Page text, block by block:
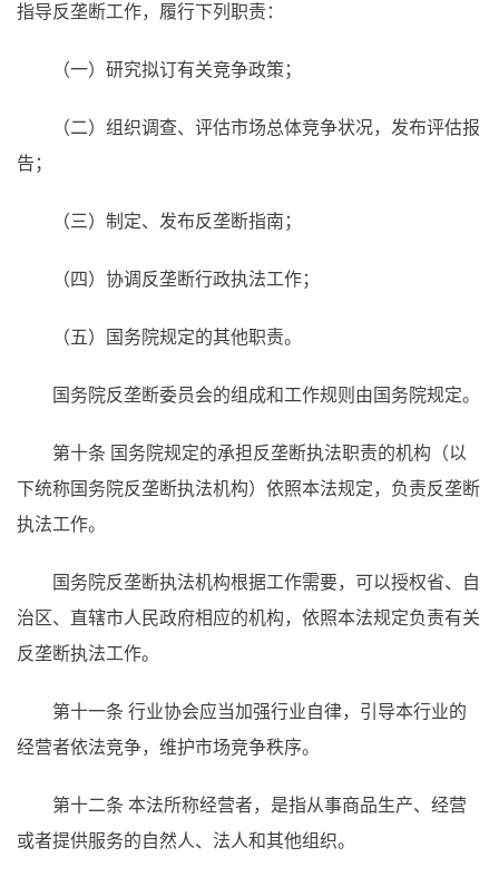
指导反垄断工作，履行下列职责：
（一）研究拟订有关竞争政策；
（二）组织调查、评估市场总体竞争状况，发布评估报
告；
（三）制定、发布反垄断指南；
（四）协调反垄断行政执法工作；
（五）国务院规定的其他职责。
国务院反垄断委员会的组成和工作规则由国务院规定。
第十条 国务院规定的承担反垄断执法职责的机构（以
下统称国务院反垄断执法机构）依照本法规定，负责反垄断
执法工作。
国务院反垄断执法机构根据工作需要，可以授权省、自
治区、直辖市人民政府相应的机构，依照本法规定负责有关
反垄断执法工作。
第十一条 行业协会应当加强行业自律，引导本行业的
经营者依法竞争，维护市场竞争秩序。
第十二条 本法所称经营者，是指从事商品生产、经营
或者提供服务的自然人、法人和其他组织。